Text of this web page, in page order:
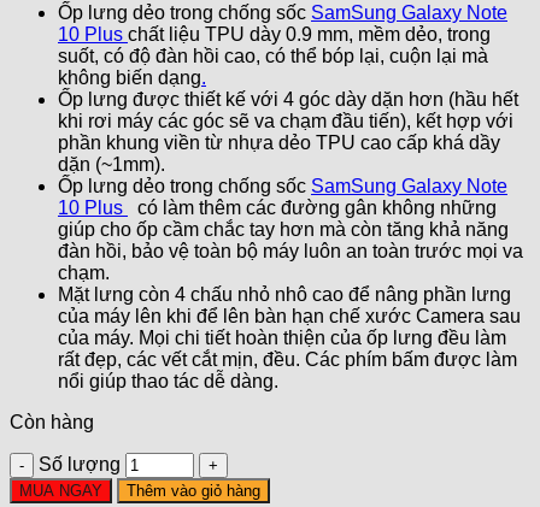
Ốp lưng dẻo trong chống sốc SamSung Galaxy Note
10 Plus chất liệu TPU dày 0.9 mm, mềm dẻo, trong
suốt, có độ đàn hồi cao, có thể bóp lại, cuộn lại mà
không biến dạng.
Ốp lưng được thiết kế với 4 góc dày dặn hơn (hầu hết
khi rơi máy các góc sẽ va chạm đầu tiến), kết hợp với
phần khung viền từ nhựa dẻo TPU cao cấp khá dầy
dặn (~1mm).
Ốp lưng dẻo trong chống sốc SamSung Galaxy Note
10 Plus
có làm thêm các đường gân không những
giúp cho ốp cầm chắc tay hơn mà còn tăng khả năng
đàn hồi, bảo vệ toàn bộ máy luôn an toàn trước mọi va
chạm.
Mặt lưng còn 4 chấu nhỏ nhô cao để nâng phần lưng
của máy lên khi để lên bàn hạn chế xước Camera sau
của máy. Mọi chi tiết hoàn thiện của ốp lưng đều làm
rất đẹp, các vết cắt mịn, đều. Các phím bấm được làm
nổi giúp thao tác dễ dàng.
Còn hàng
Số lượng
MUA NGAY Thêm vào giỏ hàng